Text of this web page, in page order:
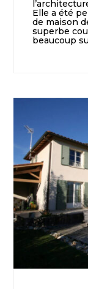
Elle a été
de maison
superbe
beaucoup